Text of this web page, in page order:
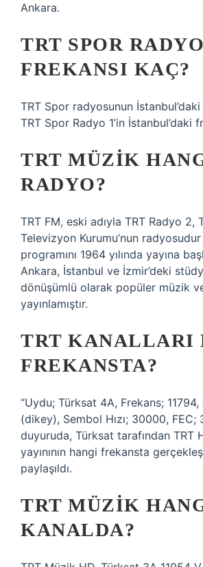
Ankara.
TRT SPOR RADYO
FREKANSI KAÇ?
TRT Spor radyosunun
TRT Spor Radyo 1’in İstanbul’daki
TRT MÜZIK
RADYO?
TRT FM, eski adıyla TRT Radyo 2,
Televizyon Kurumu’nun
programını 1964 yılında yayına
Ankara, İstanbul ve İzmir’deki
dönüşümlü olarak popüler müzik
yayınlamıştır.
TRT KANALLARI
FREKANSTA?
“Uydu; Türksat 4A, Frekans;
(dikey), Sembol Hızı; 30000, FEC;
duyuruda, Türksat tarafından TRT
yayınının hangi frekansta
paylaşıldı.
TRT MÜZIK
KANALDA?